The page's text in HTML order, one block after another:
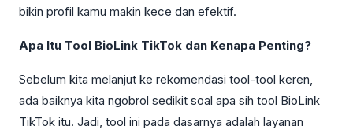
bikin profil kamu makin kece dan efektif.
Apa Itu Tool BioLink TikTok dan Kenapa Penting?
Sebelum kita melanjut ke rekomendasi tool-tool keren,
ada baiknya kita ngobrol sedikit soal apa sih tool BioLink
TikTok itu. Jadi, tool ini pada dasarnya adalah layanan